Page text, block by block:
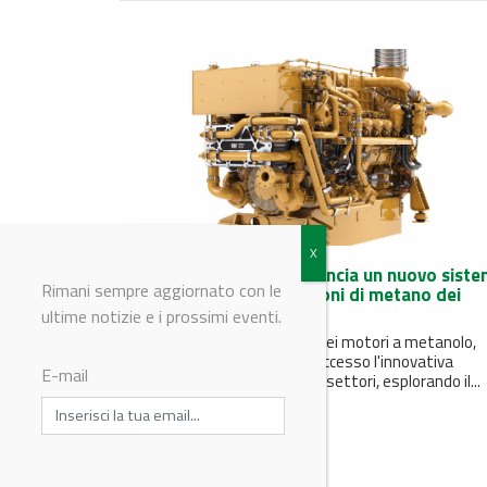
Caterpillar Oil & Gas annuncia un nuovo
CCV per ridurre le emissioni di metano dei
motori fino al 20%
Parallelamente allo sviluppo dei motori a metanolo,
l'azienda ha sfruttato con successo l'innovativa
tecnologia dual-fuel in diversi settori, esplorando il...
Rimani sempre aggiornato con le
ultime notizie e i prossimi eventi.
E-mail